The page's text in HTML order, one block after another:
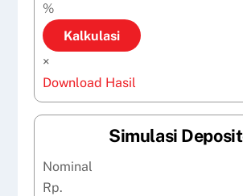
%
Kalkulasi
×
Download Hasil
Simulasi
Nominal
Rp.